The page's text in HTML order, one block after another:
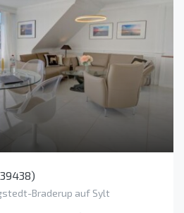
Braderup auf Sylt